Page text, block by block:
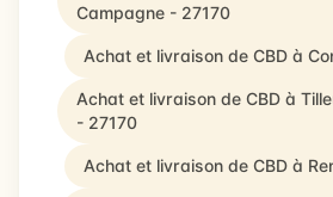
Campagne - 27170
Achat et livraison de CBD à
Achat et livraison de CBD à
- 27170
Achat et livraison de CBD à